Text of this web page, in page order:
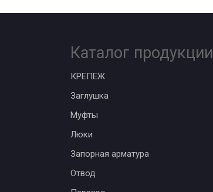
Каталог продукции
КРЕПЕЖ
Заглушка
Муфты
Люки
Запорная арматура
Отвод